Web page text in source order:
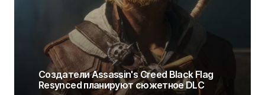
Создатели Assassin's Creed Black Flag
Resynced планируют сюжетное DLC